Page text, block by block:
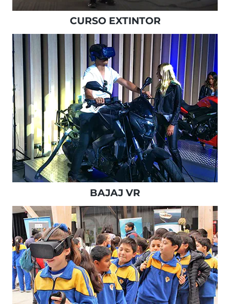
CURSO EXTINTOR
BAJAJ VR